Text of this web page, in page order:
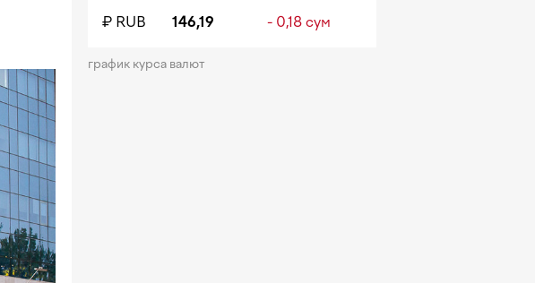
₽ RUB
146,19 - 0,18 сум
график курса валют